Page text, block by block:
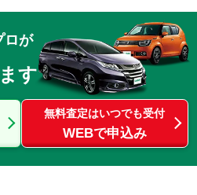
ロが
す
無料査定はいつでも受付
WEBで申込み